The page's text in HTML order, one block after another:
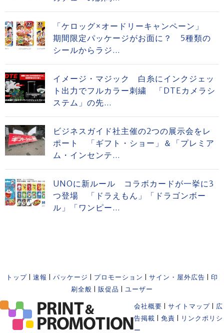
「ケロッグ×オードリーキャンペーン」
期間限定パッケージがお面に？ 5種類の
シールからラジ...
イメージ・マジック 白糸にインクジェッ
ト出力でフルカラー刺繍 「DTEカメラシ
ステム」の先...
ビジネスガイド社主催の2つの展示会をレ
ポート 「ギフト・ショー」＆「プレミア
ム・インセンテ...
UNOに新ルール コラボカードが一挙に3
つ登場 「ドラえもん」「ドラゴンボー
ル」「ワンピー...
トップ 速報 パッケージ プロモーション サイン・屋外広告
印
刷全般
販促品 ユーザー
会社概要 サイトマップ
広
告掲載
免責
リンクポリシ
ー